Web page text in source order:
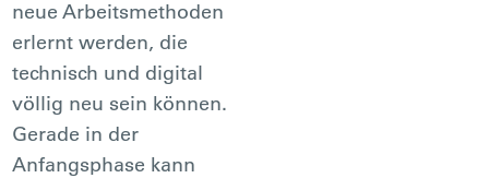
neue Arbeitsmethoden
erlernt werden, die
technisch und digital
völlig neu sein können.
Gerade in der
Anfangsphase kann